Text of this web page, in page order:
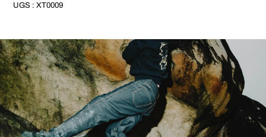
UGS :XT0009